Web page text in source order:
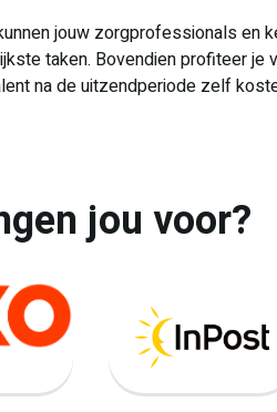
jouw zorgprofessionals en
taken. Bovendien profiteer je
na de uitzendperiode zelf
jou voor?